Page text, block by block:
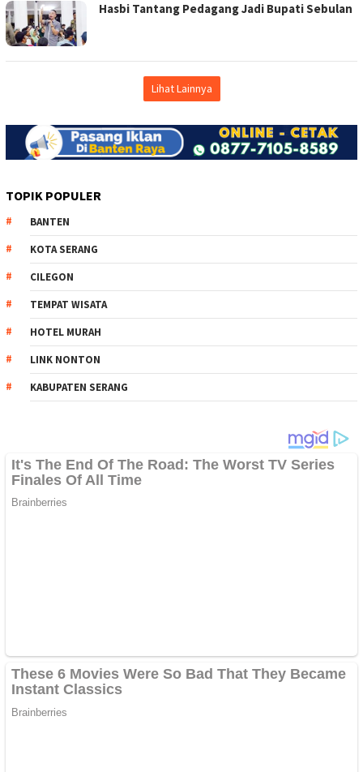
Hasbi Tantang Pedagang Jadi Bupati Sebulan
Lihat Lainnya
TOPIK POPULER
BANTEN
KOTA SERANG
CILEGON
TEMPAT WISATA
HOTEL MURAH
LINK NONTON
KABUPATEN SERANG